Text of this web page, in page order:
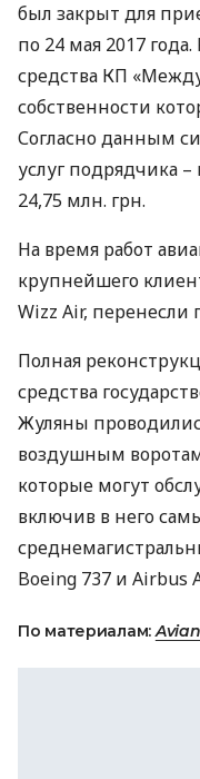
был закрыт для
по 24 мая 2017
средства КП
собственности
Согласно данным
услуг подрядчика
24,75 млн. грн.
На время работ
крупнейшего
Wizz Air, перенесли
Полная
средства
Жуляны
воздушным
которые могут
включив в него
Boeing 737 и Airbus
По материалам: